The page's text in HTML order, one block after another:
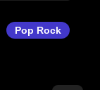
Pop Rock